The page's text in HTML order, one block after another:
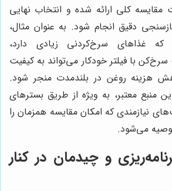
کلی ارائه شده و انتخاب نهایی
دقیق انجام شود. به عنوان مثال،
که غذاهای سرخ‌کردنی زیادی دارد،
با فیلتر خودکار می‌تواند به کیفیت
هزینه روغن در بلندمدت منجر شود.
منبع معتبر، به ویژه از طریق بسترهای
نیازمندی که امکان مقایسه همزمان را
می‌شود.
و چیدمان در کنار